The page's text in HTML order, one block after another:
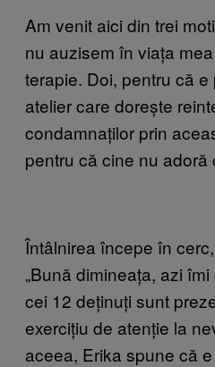
Am venit aici din trei
nu auzisem în viața
terapie. Doi, pentru că
atelier care dorește
condamnaților prin
pentru că cine nu adoră
Întâlnirea începe în
„Bună dimineața, azi
cei 12 deținuți sunt
exercițiu de atenție la
aceea, Erika spune că